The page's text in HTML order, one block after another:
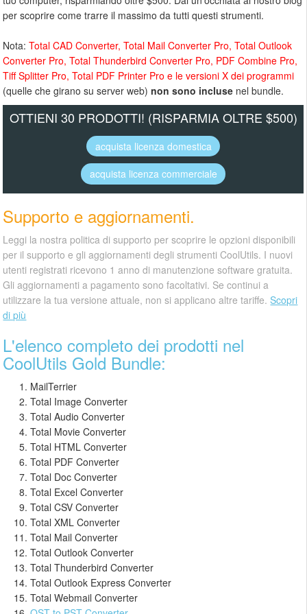
per scoprire come trarre il massimo da tutti questi strumenti.
Nota:Total CAD Converter, Total Mail Converter Pro, Total Outlook
Converter Pro, Total Thunderbird Converter Pro, PDF Combine Pro,
Tiff Splitter Pro, Total PDF Printer Pro e le versioni X dei programmi
(quelle che girano su server web)non sono incluse nel bundle.
OTTIENI 30 PRODOTTI! (RISPARMIA OLTRE $500)
acquista licenza domestica
acquista licenza commerciale
Supporto e aggiornamenti.
Leggi la nostra politica di supporto per scoprire le opzioni disponibili
per il supporto e gli aggiornamenti degli strumenti CoolUtils. I nuovi
utenti registrati ricevono 1 anno di manutenzione software gratuita.
Gli aggiornamenti a pagamento sono facoltativi. Se continui a
utilizzare la tua versione attuale, non si applicano altre tariffe.Scopri
di più
L'elenco completo dei prodotti nel
CoolUtils Gold Bundle:
MailTerrier
Total Image Converter
Total Audio Converter
Total Movie Converter
Total HTML Converter
Total PDF Converter
Total Doc Converter
Total Excel Converter
Total CSV Converter
Total XML Converter
Total Mail Converter
Total Outlook Converter
Total Thunderbird Converter
Total Outlook Express Converter
Total Webmail Converter